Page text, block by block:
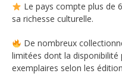
Le pays compte plus de
sa richesse culturelle.
De nombreux
limitées dont la disponibilité
exemplaires selon les